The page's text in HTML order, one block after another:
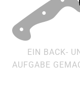
EIN BACK-
AUFGABE